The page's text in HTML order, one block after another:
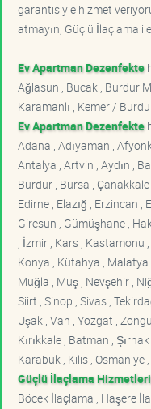
garantisiyle hizmet
atmayın, Güçlü İlaçlama
Ev Apartman Dezenfekte
Ağlasun , Bucak , Burdur
Karamanlı , Kemer /
Ev Apartman Dezenfekte
Adana , Adıyaman ,
Antalya , Artvin , Aydın ,
Burdur , Bursa , Çanakkale
Edirne , Elazığ , Erzincan ,
Giresun , Gümüşhane ,
, İzmir , Kars , Kastamonu
Konya , Kütahya ,
Muğla , Muş , Nevşehir ,
Siirt , Sinop , Sivas ,
Uşak , Van , Yozgat ,
Kırıkkale , Batman ,
Karabük , Kilis , Osmaniye
Güçlü İlaçlama
Böcek İlaçlama , Haşere